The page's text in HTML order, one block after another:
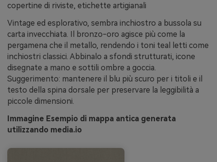
copertine di riviste, etichette artigianali
Vintage ed esplorativo, sembra inchiostro a bussola su
carta invecchiata. Il bronzo-oro agisce più come la
pergamena che il metallo, rendendo i toni teal letti come
inchiostri classici. Abbinalo a sfondi strutturati, icone
disegnate a mano e sottili ombre a goccia.
Suggerimento: mantenere il blu più scuro per i titoli e il
testo della spina dorsale per preservare la leggibilità a
piccole dimensioni.
Immagine Esempio di mappa antica generata
utilizzando media.io